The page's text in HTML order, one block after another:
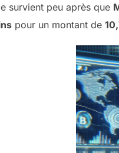
survient peu après que
pour un montant de